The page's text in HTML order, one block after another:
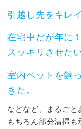
引越し先をキレ
在宅中だが年に
スッキリさせた
室内ペットを飼
きた。
などなど、まるごと
もちろん部分清掃も